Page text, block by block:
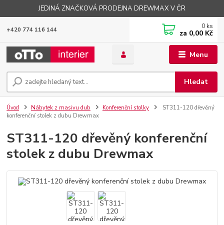
JEDINÁ ZNAČKOVÁ PRODEJNA DREWMAX V ČR
Menu
Hledat
+420 774 116 144 0 ks
za 0,00 Kč
Úvod Nábytek z masivu dub Konferenční stolky
ST311-120 dřevěný
konferenční stolek z dubu Drewmax
ST311-120 dřevěný konferenční
stolek z dubu Drewmax